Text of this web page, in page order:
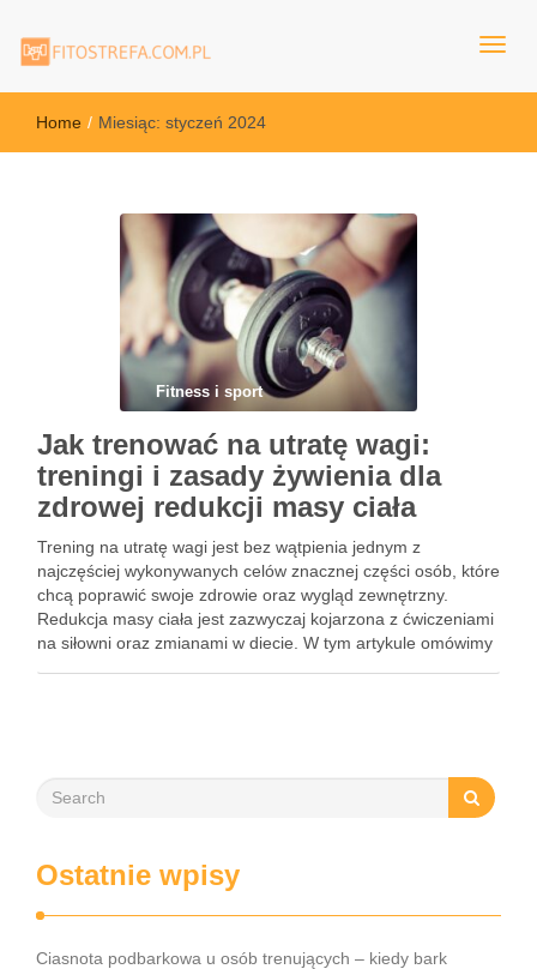
FitoStrefa.com.pl
Home / Miesiąc: styczeń 2024
Fitness i sport
Jak trenować na utratę wagi:
treningi i zasady żywienia dla
zdrowej redukcji masy ciała
Trening na utratę wagi jest bez wątpienia jednym z
najczęściej wykonywanych celów znacznej części osób, które
chcą poprawić swoje zdrowie oraz wygląd zewnętrzny.
Redukcja masy ciała jest zazwyczaj kojarzona z ćwiczeniami
na siłowni oraz zmianami w diecie. W tym artykule omówimy
Ostatnie wpisy
Ciasnota podbarkowa u osób trenujących – kiedy bark